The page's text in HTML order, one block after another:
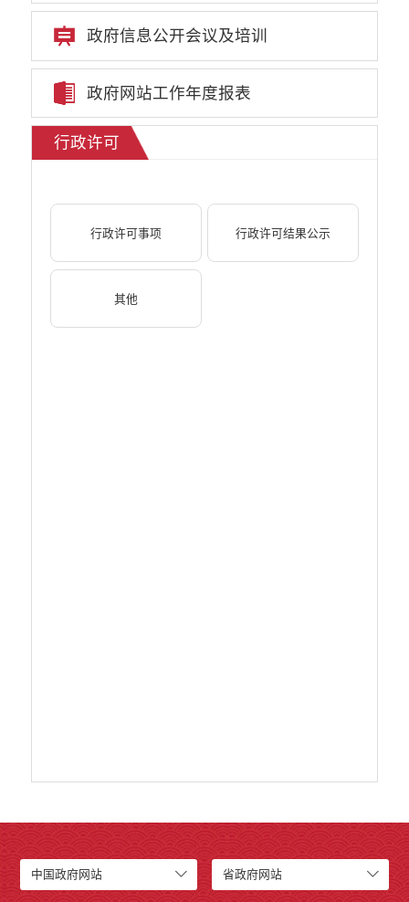
建议提案办理答复
减税降费
财政资金直达基层
财政预决算
乡村振兴
公务员管理
疫情防控
食品药品监管
政府信息公开会议及培训
政府网站工作年度报表
行政许可
行政许可事项 行政许可结果公示
其他
中国政府网站 省政府网站